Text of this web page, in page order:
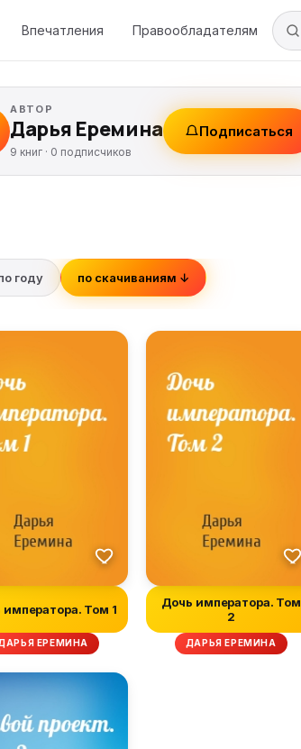
Впечатления Правообладателям
АВТОР
Дарья Еремина
9 книг · 0 подписчиков
Подписаться
году по скачиваниям ↓
императора. Том 1
ЕРЕМИНА
Дочь императора. Том
2
ДАРЬЯ ЕРЕМИНА